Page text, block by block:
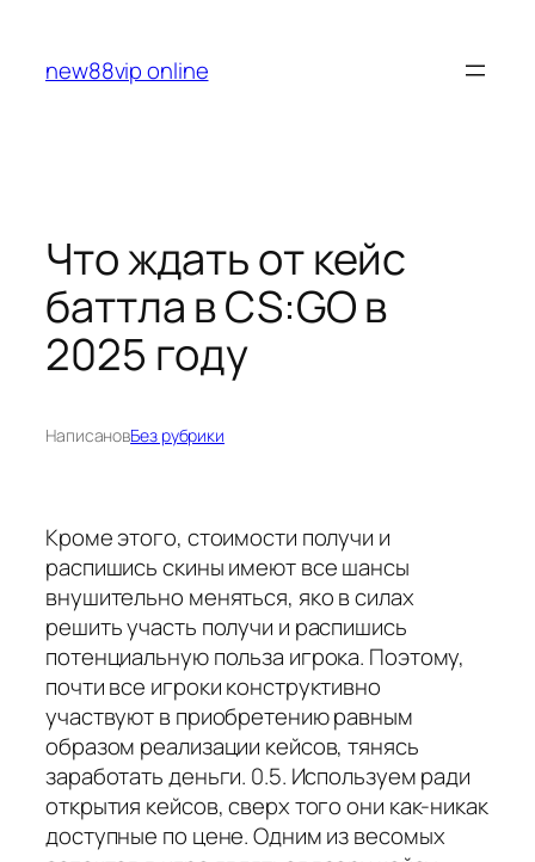
содержимому
new88vip online
Что ждать от кейс
баттла в CS:GO в
2025 году
НаписановБез рубрики
Кроме этого, стоимости получи и
распишись скины имеют все шансы
внушительно меняться, яко в силах
решить участь получи и распишись
потенциальную польза игрока. Поэтому,
почти все игроки конструктивно
участвуют в приобретению равным
образом реализации кейсов, тянясь
заработать деньги. 0.5. Используем ради
открытия кейсов, сверх того они как-никак
доступные по цене. Одним из весомых